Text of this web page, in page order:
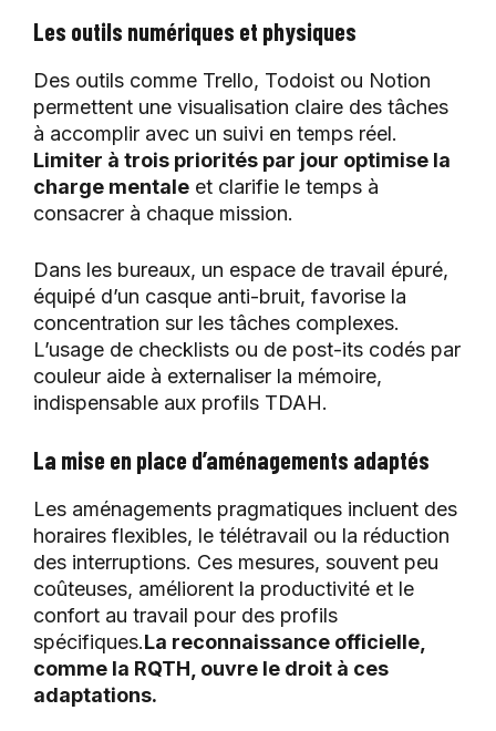
Les outils numériques et physiques
Des outils comme Trello, Todoist ou Notion
permettent une visualisation claire des tâches
à accomplir avec un suivi en temps réel.
Limiter à trois priorités par jour optimise la
charge mentale et clarifie le temps à
consacrer à chaque mission.
Dans les bureaux, un espace de travail épuré,
équipé d’un casque anti-bruit, favorise la
concentration sur les tâches complexes.
L’usage de checklists ou de post-its codés par
couleur aide à externaliser la mémoire,
indispensable aux profils TDAH.
La mise en place d’aménagements adaptés
Les aménagements pragmatiques incluent des
horaires flexibles, le télétravail ou la réduction
des interruptions. Ces mesures, souvent peu
coûteuses, améliorent la productivité et le
confort au travail pour des profils
spécifiques.La reconnaissance officielle,
comme la RQTH, ouvre le droit à ces
adaptations.